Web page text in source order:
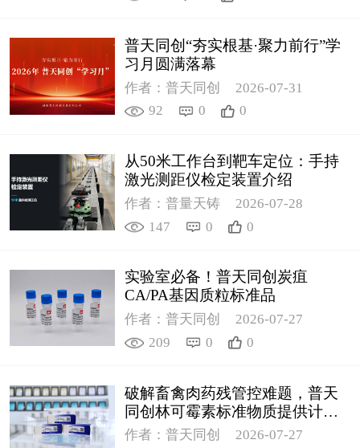
普天同创“夯实根基·聚力前行”学
习月圆满落幕
作者：普天同创
2026-07-31
92
0 0
从50米工作台到靶车定位：手持
激光测距仪检定装置介绍
作者：普量天铸
2026-07-28
147
0 0
实验室必备！普天同创炭疽
CA/PA基因质粒标准品
作者：普天同创
2026-07-27
209
0 0
破解畜禽肉药残管控难题，普天
同创林可霉素标准物质提供计量
支撑
作者：普天同创
2026-07-27